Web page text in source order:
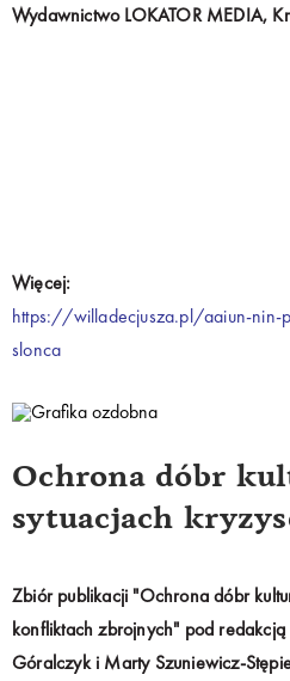
Wydawnictwo LOKATOR MEDIA,
Więcej:
https://willadecjusza.pl/aaiun-nin-
slonca
Ochrona dóbr
sytuacjach
Zbiór publikacji "Ochrona dóbr
konfliktach zbrojnych" pod
Góralczyk i Marty Szuniewicz-